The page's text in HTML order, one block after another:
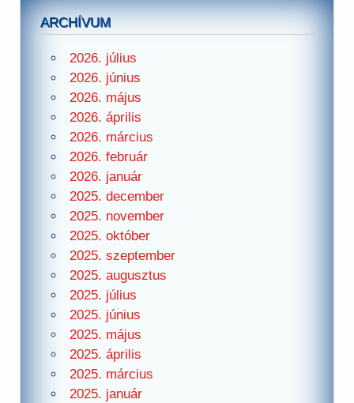
ARCHÍVUM
2026. július
2026. június
2026. május
2026. április
2026. március
2026. február
2026. január
2025. december
2025. november
2025. október
2025. szeptember
2025. augusztus
2025. július
2025. június
2025. május
2025. április
2025. március
2025. január